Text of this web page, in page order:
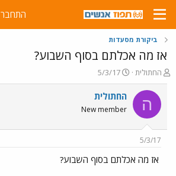
התחבר
ביקורת מסעדות
אז מה אכלתם בסוף השבוע?
פ
ו
ת
ח
ה
ש
א
החתולית
פ
ו
ר
ם
ר
5/3/17
ה החתולית
New member
5/3/17
אז מה אכלתם בסוף השבוע?